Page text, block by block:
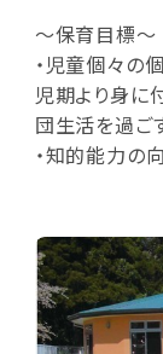
～保育目標～
・児童個々の
児期より身に
団生活を過ご
・知的能力の